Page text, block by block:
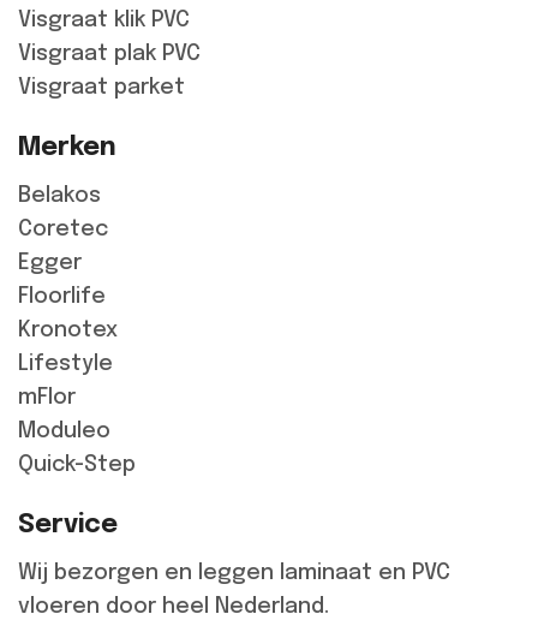
Visgraat klik PVC
Visgraat plak PVC
Visgraat parket
Merken
Belakos
Coretec
Egger
Floorlife
Kronotex
Lifestyle
mFlor
Moduleo
Quick-Step
Service
Wij bezorgen en leggen laminaat en PVC
vloeren door heel Nederland.